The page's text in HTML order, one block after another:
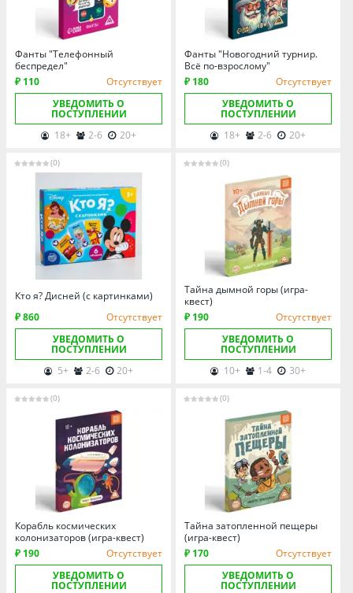
Новосибирская область
Омская область
Оренбургская область
Пензенская область
Пермский край
Ростовская область
Санкт-Петербург и область
Самарская область
Саратовская область
Свердловская область
Смоленская область
Ставропольский край
Тамбовская область
Татарстан
Тверская область
Тюменская область
Удмуртия
Ульяновская область
Фанты "Телефонный
беспредел"
₽ 110
Отсутствует
УВЕДОМИТЬ О
ПОСТУПЛЕНИИ
18+
2-6 20+
Фанты "Новогодний турнир.
Всё по-взрослому"
₽ 180
Отсутствует
УВЕДОМИТЬ О
ПОСТУПЛЕНИИ
18+
2-6 20+
(0)
Кто я? Дисней (с картинками)
₽ 860
Отсутствует
УВЕДОМИТЬ О
ПОСТУПЛЕНИИ
5+
2-6 20+
(0)
Тайна дымной горы (игра-
квест)
₽ 190
Отсутствует
УВЕДОМИТЬ О
ПОСТУПЛЕНИИ
10+
1-4 30+
(0)
Корабль космических
колонизаторов (игра-квест)
₽ 190
Отсутствует
УВЕДОМИТЬ О
ПОСТУПЛЕНИИ
(0)
Тайна затопленной пещеры
(игра-квест)
₽ 170
Отсутствует
УВЕДОМИТЬ О
ПОСТУПЛЕНИИ